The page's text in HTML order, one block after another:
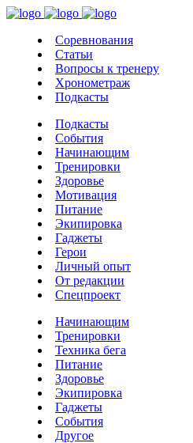
Соревнования
Статьи
Вопросы к тренеру
Хронометраж
Подкасты
Подкасты
События
Начинающим
Тренировки
Здоровье
Мотивация
Питание
Экипировка
Гаджеты
Герои
Личный опыт
От редакции
Спецпроект
Начинающим
Тренировки
Техника бега
Питание
Здоровье
Экипировка
Гаджеты
События
Другое